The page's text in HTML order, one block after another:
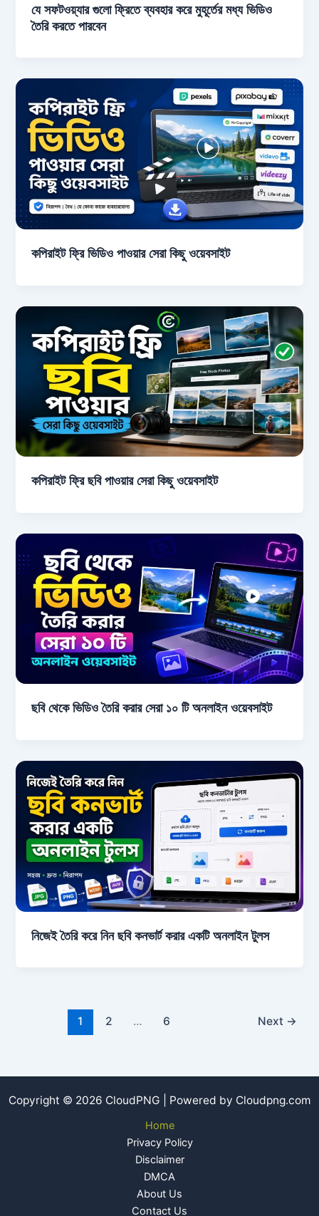
যে সফটওয়্যার গুলো ফ্রিতে ব্যবহার করে মুহূর্তের মধ্য ভিডিও
তৈরি করতে পারবেন
কপিরাইট ফ্রি ভিডিও পাওয়ার সেরা কিছু ওয়েবসাইট
কপিরাইট ফ্রি ছবি পাওয়ার সেরা কিছু ওয়েবসাইট
ছবি থেকে ভিডিও তৈরি করার সেরা ১০ টি অনলাইন ওয়েবসাইট
নিজেই তৈরি করে নিন ছবি কনভার্ট করার একটি অনলাইন টুলস
1 2 … 6 Next →
Copyright © 2026 CloudPNG | Powered by Cloudpng.com
Home
Privacy Policy
Disclaimer
DMCA
About Us
Contact Us